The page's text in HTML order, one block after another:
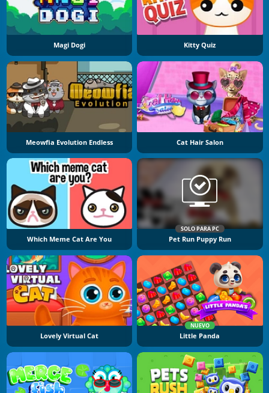
Magi Dogi Kitty Quiz
Meowfia Evolution Endless Cat Hair Salon
Which Meme Cat Are You
SOLO PARA PC
Pet Run Puppy Run
Lovely Virtual Cat
NUEVO
Little Panda